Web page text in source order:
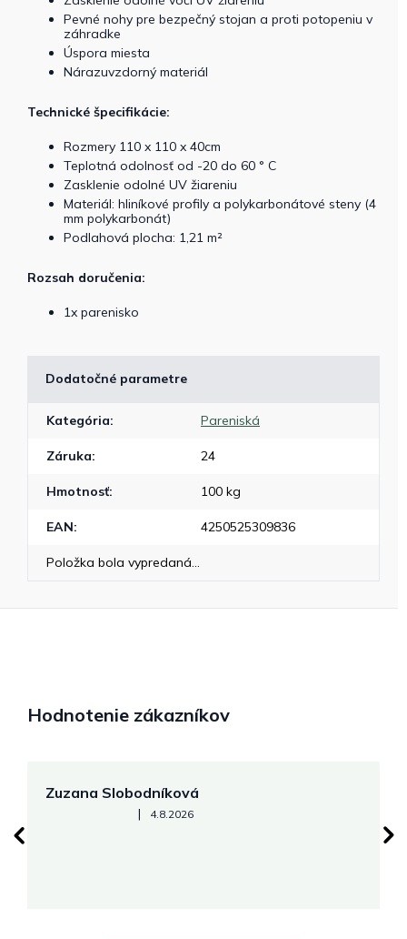
Pevné nohy pre bezpečný stojan a proti potopeniu v
záhradke
Úspora miesta
Nárazuvzdorný materiál
Technické špecifikácie:
Rozmery 110 x 110 x 40cm
Teplotná odolnosť od -20 do 60 ° C
Zasklenie odolné UV žiareniu
Materiál: hliníkové profily a polykarbonátové steny (4
mm polykarbonát)
Podlahová plocha: 1,21 m²
Rozsah doručenia:
1x parenisko
Dodatočné parametre
Kategória: Pareniská
Záruka: 24
Hmotnosť: 100 kg
EAN: 4250525309836
Položka bola vypredaná…
Hodnotenie zákazníkov
Zuzana Slobodníková
Hodnotenie obchodu je 5 z 5 hviezdičiek.
| 4.8.2026